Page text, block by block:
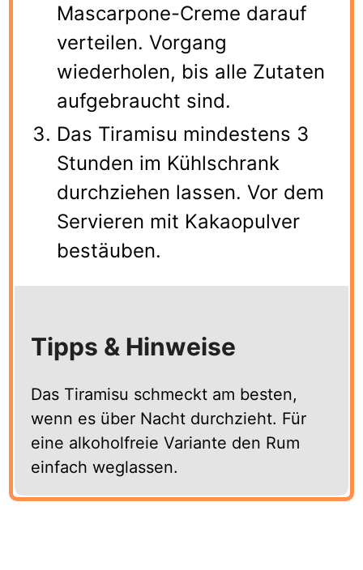
Mascarpone-Creme darauf
verteilen. Vorgang
wiederholen, bis alle Zutaten
aufgebraucht sind.
Das Tiramisu mindestens 3
Stunden im Kühlschrank
durchziehen lassen. Vor dem
Servieren mit Kakaopulver
bestäuben.
Tipps & Hinweise
Das Tiramisu schmeckt am besten,
wenn es über Nacht durchzieht. Für
eine alkoholfreie Variante den Rum
einfach weglassen.